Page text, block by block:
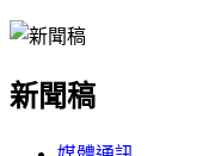
新聞稿